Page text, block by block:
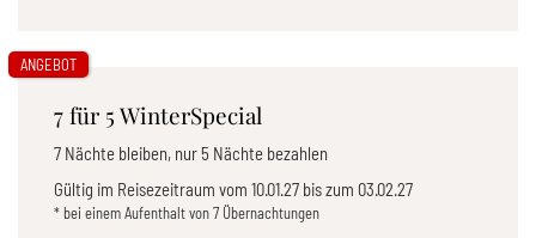
7 für 5 WinterSpecial
7 Nächte bleiben, nur 5 Nächte bezahlen
Gültig im Reisezeitraum vom 10.01.27 bis zum 03.02.27
* bei einem Aufenthalt von 7 Übernachtungen
ANGEBOT